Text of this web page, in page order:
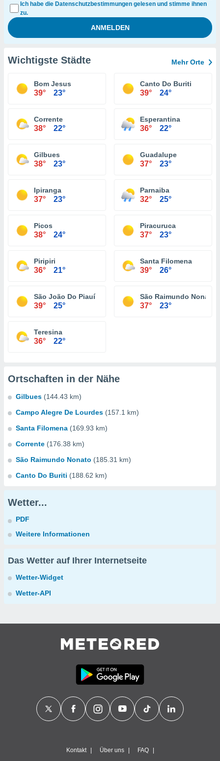
Ich habe die Datenschutzbestimmungen gelesen und stimme ihnen
zu.
Wichtigste Städte Mehr Orte
Bom Jesus
39° 23°
Canto Do Buriti
39° 24°
Corrente
38° 22°
Esperantina
36° 22°
Gilbues
38° 23°
Guadalupe
37° 23°
Ipiranga
37° 23°
Parnaiba
32° 25°
Picos
38° 24°
Piracuruca
37° 23°
Piripiri
36° 21°
Santa Filomena
39° 26°
São João Do Piauí
39° 25°
São Raimundo Nonato
37° 23°
Teresina
36° 22°
Ortschaften in der Nähe
Gilbues (144.43 km)
Campo Alegre De Lourdes (157.1 km)
Santa Filomena (169.93 km)
Corrente (176.38 km)
São Raimundo Nonato (185.31 km)
Canto Do Buriti (188.62 km)
Wetter...
PDF
Weitere Informationen
Das Wetter auf Ihrer Internetseite
Wetter-Widget
Wetter-API
Kontakt Über uns FAQ